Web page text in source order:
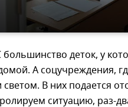
деток, у
А соцучреждения,
В них подается
ситуацию, раз-